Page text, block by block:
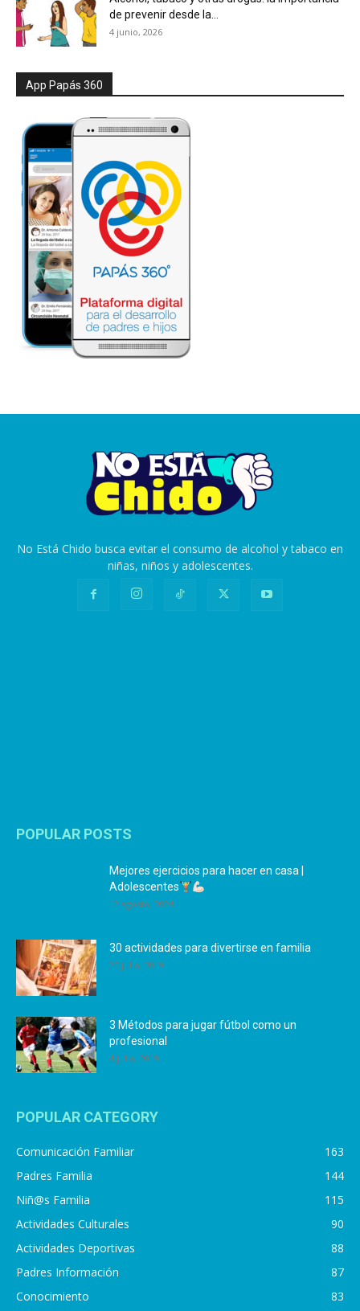
de prevenir desde la...
4 junio, 2026
App Papás 360
No Está Chido busca evitar el consumo de alcohol y tabaco en
niñas, niños y adolescentes.
POPULAR POSTS
Mejores ejercicios para hacer en casa |
Adolescentes
12 agosto, 2024
30 actividades para divertirse en familia
25 julio, 2019
3 Métodos para jugar fútbol como un
profesional
4 julio, 2019
POPULAR CATEGORY
Comunicación Familiar
163
Padres Familia
144
Niñ@s Familia
115
Actividades Culturales
90
Actividades Deportivas
88
Padres Información
87
Conocimiento
83